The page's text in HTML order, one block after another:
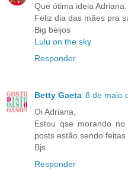
Que ótima ideia Adriana.
Feliz dia das mães pra
Big beijos
Lulu on the sky
Responder
Betty Gaeta 8 de maio
Oi Adriana,
Estou qse morando
posts estão sendo feitas
Bjs
Responder